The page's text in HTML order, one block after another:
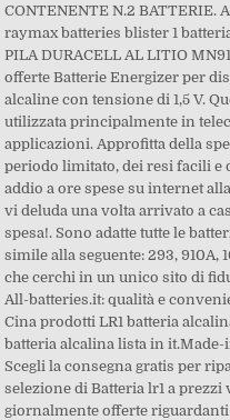
CONTENENTE N.2 BATTERIE.
raymax batteries blister 1
PILA DURACELL AL LITIO
offerte Batterie Energizer per
alcaline con tensione di 1,5 V.
utilizzata principalmente in
applicazioni. Approfitta della
periodo limitato, dei resi facili e
addio a ore spese su internet
vi deluda una volta arrivato a
spesa!. Sono adatte tutte le
simile alla seguente: 293,
che cerchi in un unico sito di
All-batteries.it: qualità e
Cina prodotti LR1 batteria
batteria alcalina lista in
Scegli la consegna gratis per
selezione di Batteria lr1 a
giornalmente offerte riguardanti